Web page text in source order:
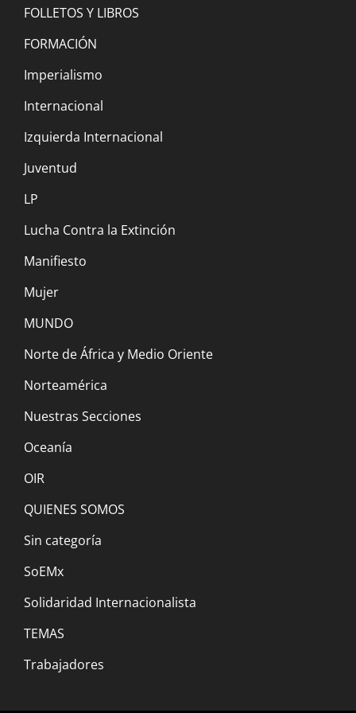
22 enero, 2023
Perú: sólo la revolución terminará con la
social
23 diciembre, 2022
COP 27: The extinction must go on… [La
extinción debe continuar]
30 noviembre, 2022
teocrático están en crisis, intensifica la
represión. ¡Abajo Raisi y Jamenei!
extinción y la guerra
3 noviembre, 2022
Manifiesto por una Nueva Internacional
Marxista Revolucionaria y Anti-Extincionista
FOLLETOS Y LIBROS
FORMACIÓN
Imperialismo
Internacional
Izquierda Internacional
Juventud
LP
Lucha Contra la Extinción
Manifiesto
Mujer
MUNDO
Norte de África y Medio Oriente
Norteamérica
Nuestras Secciones
Oceanía
OIR
QUIENES SOMOS
Sin categoría
SoEMx
Solidaridad Internacionalista
TEMAS
Trabajadores